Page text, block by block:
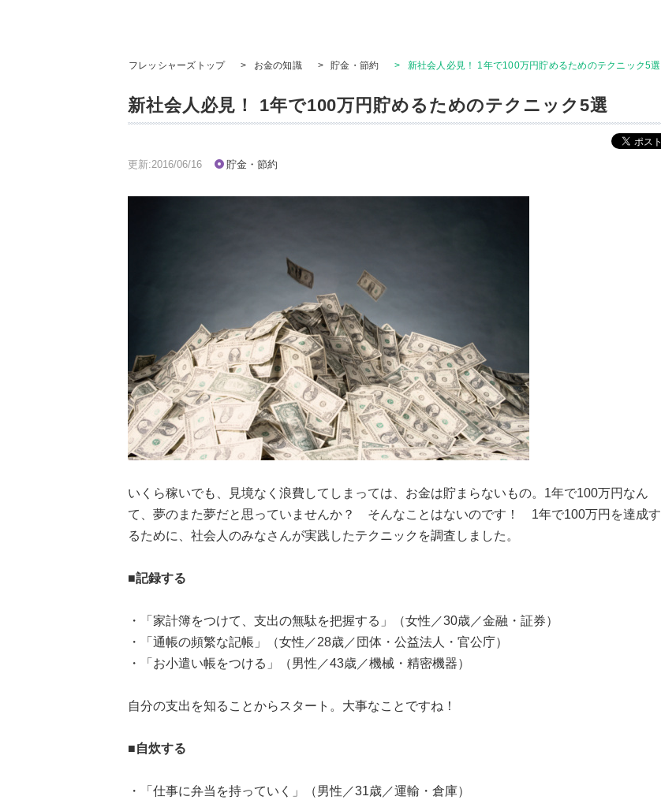
フレッシャーズトップ > お金の知識 > 貯金・節約 > 新社会人必見！ 1年で100万円貯めるためのテクニック5選
新社会人必見！ 1年で100万円貯めるためのテクニック5選
更新:2016/06/16 貯金・節約
いくら稼いでも、見境なく浪費してしまっては、お金は貯まらないもの。1年で100万円なん
て、夢のまた夢だと思っていませんか？ そんなことはないのです！ 1年で100万円を達成す
るために、社会人のみなさんが実践したテクニックを調査しました。
■記録する
・「家計簿をつけて、支出の無駄を把握する」（女性／30歳／金融・証券）
・「通帳の頻繁な記帳」（女性／28歳／団体・公益法人・官公庁）
・「お小遣い帳をつける」（男性／43歳／機械・精密機器）
自分の支出を知ることからスタート。大事なことですね！
■自炊する
・「仕事に弁当を持っていく」（男性／31歳／運輸・倉庫）